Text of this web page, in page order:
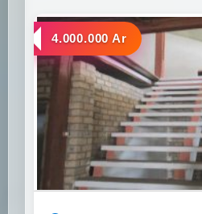
a louer
4.000.000 Ar